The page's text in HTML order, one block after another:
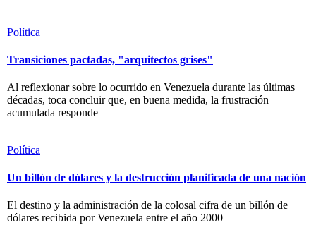
Política
Transiciones pactadas, "arquitectos grises"
Al reflexionar sobre lo ocurrido en Venezuela durante las últimas
décadas, toca concluir que, en buena medida, la frustración
acumulada responde
Política
Un billón de dólares y la destrucción planificada de una nación
El destino y la administración de la colosal cifra de un billón de
dólares recibida por Venezuela entre el año 2000